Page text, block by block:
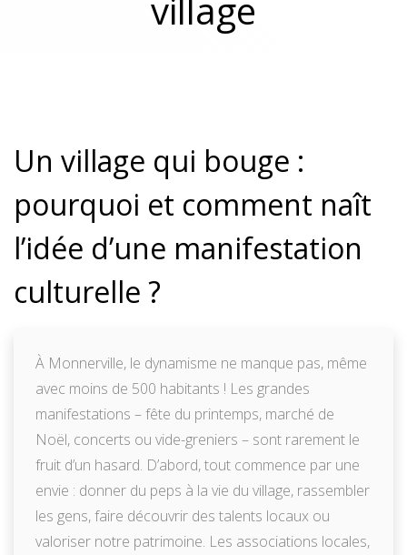
village
Un village qui bouge :
pourquoi et comment naît
l’idée d’une manifestation
culturelle ?
À Monnerville, le dynamisme ne manque pas, même
avec moins de 500 habitants ! Les grandes
manifestations – fête du printemps, marché de
Noël, concerts ou vide-greniers – sont rarement le
fruit d’un hasard. D’abord, tout commence par une
envie : donner du peps à la vie du village, rassembler
les gens, faire découvrir des talents locaux ou
valoriser notre patrimoine. Les associations locales,